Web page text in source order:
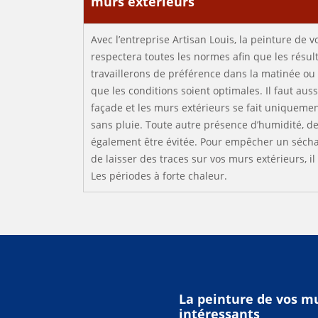
Avec l’entreprise Artisan Louis, la peinture de
respectera toutes les normes afin que les
travaillerons de préférence dans la matinée
que les conditions soient optimales. Il faut
façade et les murs extérieurs se fait
sans pluie. Toute autre présence d’humidité,
également être évitée. Pour empêcher un
de laisser des traces sur vos murs extérieurs,
Les périodes à forte chaleur.
La peinture de vos
intéressants